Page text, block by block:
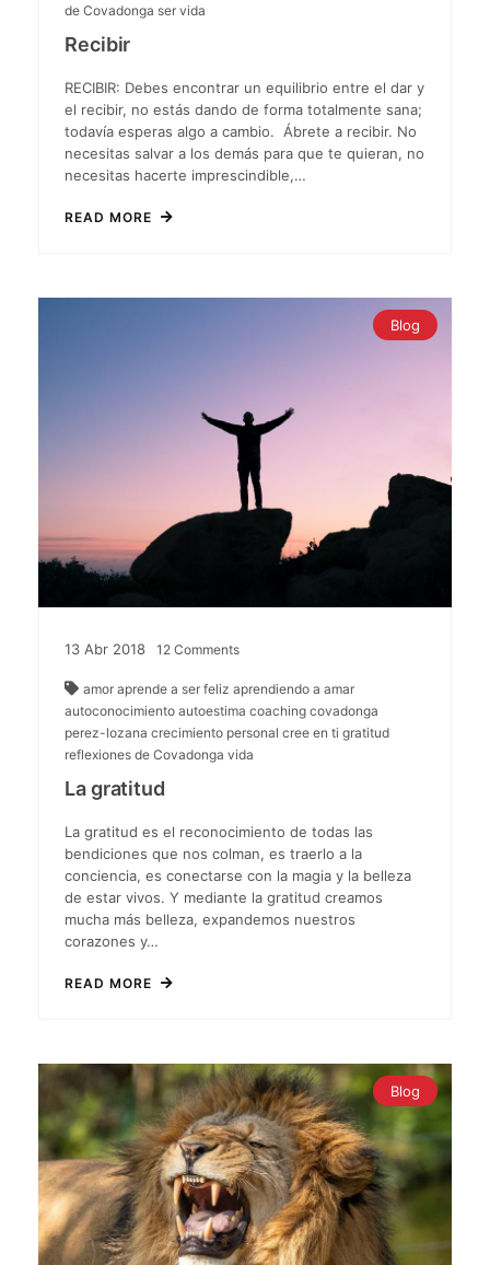
de Covadonga ser vida
Recibir
RECIBIR: Debes encontrar un equilibrio entre el dar y
el recibir, no estás dando de forma totalmente sana;
todavía esperas algo a cambio. Ábrete a recibir. No
necesitas salvar a los demás para que te quieran, no
necesitas hacerte imprescindible,…
READ MORE
Blog
13 Abr 2018 12 Comments
amor aprende a ser feliz aprendiendo a amar
autoconocimiento autoestima coaching covadonga
perez-lozana crecimiento personal cree en ti gratitud
reflexiones de Covadonga vida
La gratitud
La gratitud es el reconocimiento de todas las
bendiciones que nos colman, es traerlo a la
conciencia, es conectarse con la magia y la belleza
de estar vivos. Y mediante la gratitud creamos
mucha más belleza, expandemos nuestros
corazones y…
READ MORE
Blog